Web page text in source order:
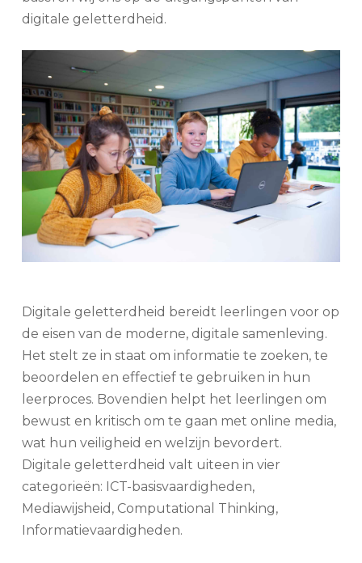
digitale geletterdheid.
Digitale geletterdheid bereidt leerlingen voor op
de eisen van de moderne, digitale samenleving.
Het stelt ze in staat om informatie te zoeken, te
beoordelen en effectief te gebruiken in hun
leerproces. Bovendien helpt het leerlingen om
bewust en kritisch om te gaan met online media,
wat hun veiligheid en welzijn bevordert.
Digitale geletterdheid valt uiteen in vier
categorieën: ICT-basisvaardigheden,
Mediawijsheid, Computational Thinking,
Informatievaardigheden.